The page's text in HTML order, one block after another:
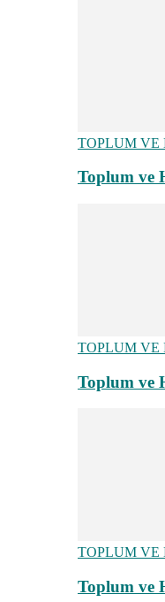
TOPLUM VE
Toplum ve
TOPLUM VE
Toplum ve
TOPLUM VE
Toplum ve